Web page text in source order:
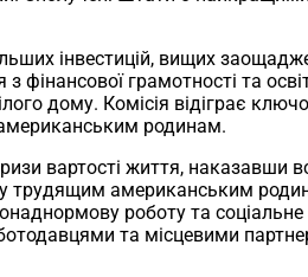
інвестицій, вищих
грамотності та
дому. Комісія відіграє
родинам.
вартості життя, наказавши
трудящим американським
роботу та
та місцевими